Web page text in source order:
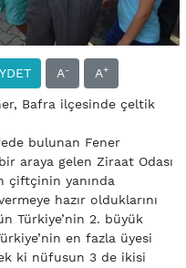
A- A+
Bafra ilçesinde çeltik
bulunan Fener
araya gelen Ziraat Odası
çiftçinin yanında
hazır olduklarını
Türkiye’nin 2. büyük
en fazla üyesi
ki nüfusun 3 de ikisi